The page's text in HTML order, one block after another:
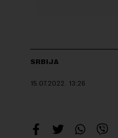
SRBIJA
15.07.2022. 13:26